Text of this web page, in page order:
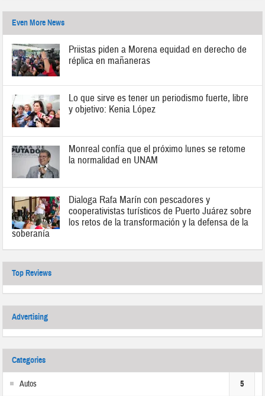
Even More News
Priistas piden a Morena equidad en derecho de
réplica en mañaneras
Lo que sirve es tener un periodismo fuerte, libre
y objetivo: Kenia López
Monreal confía que el próximo lunes se retome
la normalidad en UNAM
Dialoga Rafa Marín con pescadores y
cooperativistas turísticos de Puerto Juárez sobre
los retos de la transformación y la defensa de la
soberanía
Top Reviews
Advertising
Categories
Autos 5